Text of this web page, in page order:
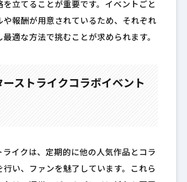
を立てることが重要です。イベントごと
や報酬が用意されているため、それぞれ
最適な方法で挑むことが求められます。
ーストライクコラボイベント
ライクは、定期的に他の人気作品とコラ
行い、ファンを魅了しています。これら